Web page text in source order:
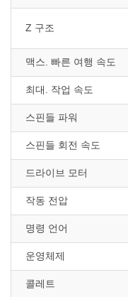
Z 구조
맥스. 빠른 여행 속도
최대. 작업 속도
스핀들 파워
스핀들 회전 속도
드라이브 모터
작동 전압
명령 언어
운영체제
콜레트